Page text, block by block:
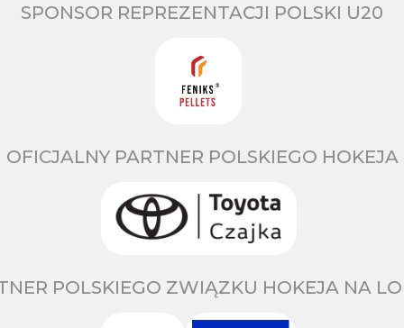
SPONSOR REPREZENTACJI POLSKI U20
OFICJALNY PARTNER POLSKIEGO HOKEJA
POLSKIEGO ZWIĄZKU HOKEJA NA